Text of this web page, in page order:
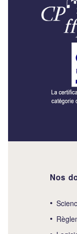
Nos